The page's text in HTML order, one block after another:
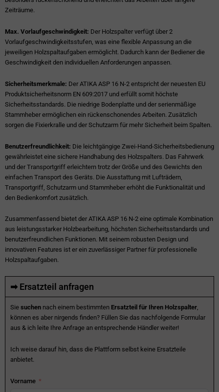
Zeiträume.
Max. Vorlaufgeschwindigkeit: Der Holzspalter verfügt über 2
Vorlaufgeschwindigkeitsstufen, was eine flexible Anpassung an die
jeweiligen Holzspaltaufgaben ermöglicht. Dadurch kann der Bediener die
Geschwindigkeit den individuellen Anforderungen anpassen.
Sicherheitsmerkmale: Der ATIKA ASP 16 N-2 entspricht der neuesten EU
Produktsicherheitsnorm EN 609:2017 und erfüllt somit höchste
Sicherheitsstandards. Die niedrige Bodenplatte und der serienmäßige
Stammheber ermöglichen ein rückenschonendes Arbeiten. Zusätzlich
sorgen die Fixierkralle und der Schutzarm für mehr Sicherheit beim Spalten.
Benutzerfreundlichkeit: Die leichtgängige Zwei-Hand-Sicherheitsbedienung
gewährleistet eine sichere Handhabung des Holzspalters. Das Fahrwerk
und der Transportgriff erleichtern trotz der Größe und des Gewichts den
einfachen Transport des Geräts. Die Ausstattung mit Lufträdern,
Transportgriff, Schutzarm und Stammheber erhöht die Funktionalität und
den Bedienkomfort zusätzlich.
Zusammenfassend bietet der ATIKA ASP 16 N-2 eine optimale Kombination
aus leistungsstarker Holzbearbeitung, höchsten Sicherheitsstandards und
benutzerfreundlichen Funktionen. Mit seinem robusten Design und
innovativen Features ist er ein zuverlässiger Partner für professionelle
Holzspaltaufgaben.
➡ Ersatzteil anfragen
Sie suchen nach einem bestimmten Ersatzteil für Ihren Holzspalter,
können es aber nirgends finden? Füllen Sie das nachfolgende Formular
aus & ich leite Ihre Anfrage an entsprechende Händler weiter!
Ich weise darauf hin, dass die Plattform selbst keine Ersatzteile
anbietet.
Vorname